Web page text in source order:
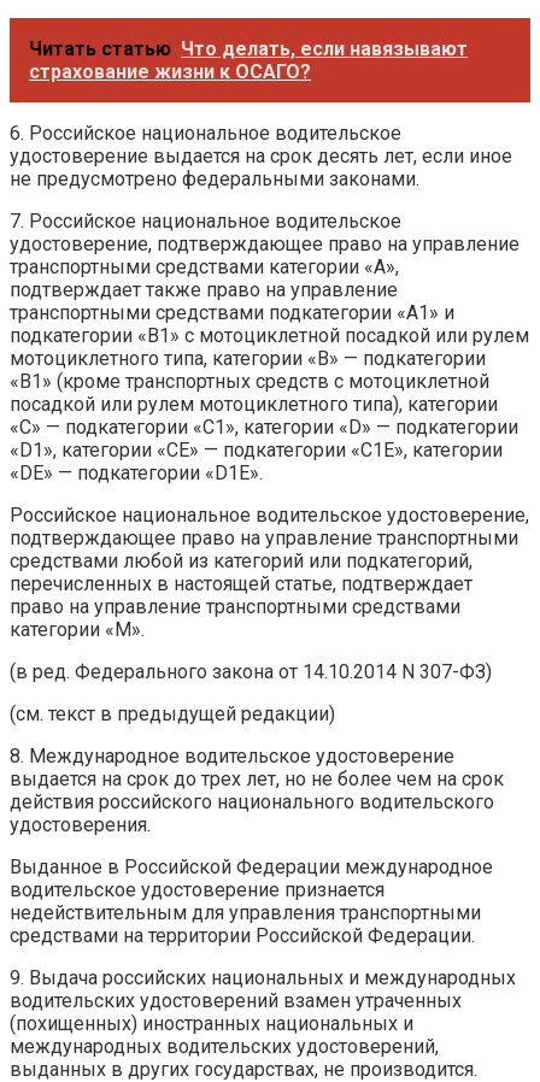
Читать статью Что делать, если навязывают
страхование жизни к ОСАГО?
6. Российское национальное водительское
удостоверение выдается на срок десять лет, если иное
не предусмотрено федеральными законами.
7. Российское национальное водительское
удостоверение, подтверждающее право на управление
транспортными средствами категории «A»,
подтверждает также право на управление
транспортными средствами подкатегории «A1» и
подкатегории «B1» с мотоциклетной посадкой или рулем
мотоциклетного типа, категории «B» — подкатегории
«B1» (кроме транспортных средств с мотоциклетной
посадкой или рулем мотоциклетного типа), категории
«C» — подкатегории «C1», категории «D» — подкатегории
«D1», категории «CE» — подкатегории «C1E», категории
«DE» — подкатегории «D1E».
Российское национальное водительское удостоверение,
подтверждающее право на управление транспортными
средствами любой из категорий или подкатегорий,
перечисленных в настоящей статье, подтверждает
право на управление транспортными средствами
категории «M».
(в ред. Федерального закона от 14.10.2014 N 307-ФЗ)
(см. текст в предыдущей редакции)
8. Международное водительское удостоверение
выдается на срок до трех лет, но не более чем на срок
действия российского национального водительского
удостоверения.
Выданное в Российской Федерации международное
водительское удостоверение признается
недействительным для управления транспортными
средствами на территории Российской Федерации.
9. Выдача российских национальных и международных
водительских удостоверений взамен утраченных
(похищенных) иностранных национальных и
международных водительских удостоверений,
выданных в других государствах, не производится.